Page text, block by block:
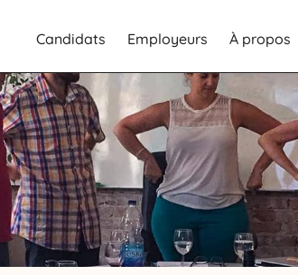
Candidats Employeurs À propos